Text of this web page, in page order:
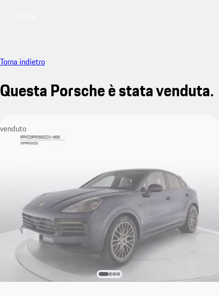
Torna indietro
Questa Porsche è stata venduta.
venduto